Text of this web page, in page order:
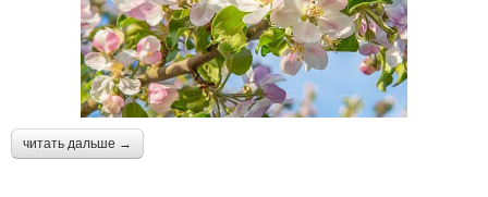
читать дальше →